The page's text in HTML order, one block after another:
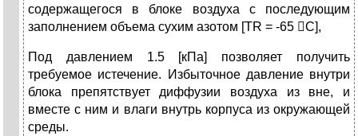
содержащегося в блоке воздуха с последующим
заполнением объема сухим азотом [TR = -65 C],
Под давлением 1.5 [кПа] позволяет получить
требуемое истечение. Избыточное давление внутри
блока препятствует диффузии воздуха из вне, и
вместе с ним и влаги внутрь корпуса из окружающей
среды.